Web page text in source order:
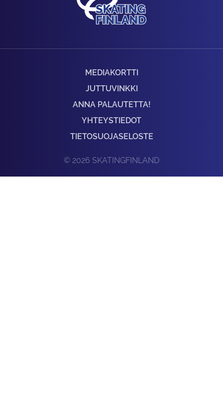
MEDIAKORTTI
JUTTUVINKKI
ANNA PALAUTETTA!
YHTEYSTIEDOT
TIETOSUOJASELOSTE
© 2026 SKATINGFINLAND